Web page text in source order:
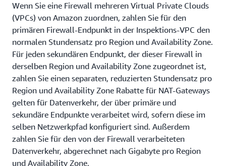
Wenn Sie eine Firewall mehreren Virtual Private Clouds
(VPCs) von Amazon zuordnen, zahlen Sie für den
primären Firewall-Endpunkt in der Inspektions-VPC den
normalen Stundensatz pro Region und Availability Zone.
Für jeden sekundären Endpunkt, der dieser Firewall in
derselben Region und Availability Zone zugeordnet ist,
zahlen Sie einen separaten, reduzierten Stundensatz pro
Region und Availability Zone Rabatte für NAT-Gateways
gelten für Datenverkehr, der über primäre und
sekundäre Endpunkte verarbeitet wird, sofern diese im
selben Netzwerkpfad konfiguriert sind. Außerdem
zahlen Sie für den von der Firewall verarbeiteten
Datenverkehr, abgerechnet nach Gigabyte pro Region
und Availability Zone.